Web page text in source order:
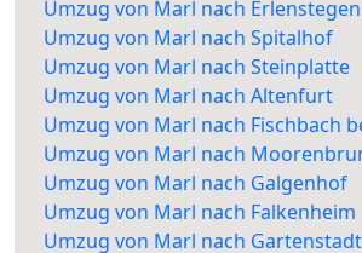
Umzug von Marl nach Erlenstegen
Umzug von Marl nach Spitalhof
Umzug von Marl nach Steinplatte
Umzug von Marl nach Altenfurt
Umzug von Marl nach Fischbach
Umzug von Marl nach
Umzug von Marl nach Galgenhof
Umzug von Marl nach Falkenheim
Umzug von Marl nach Gartenstadt